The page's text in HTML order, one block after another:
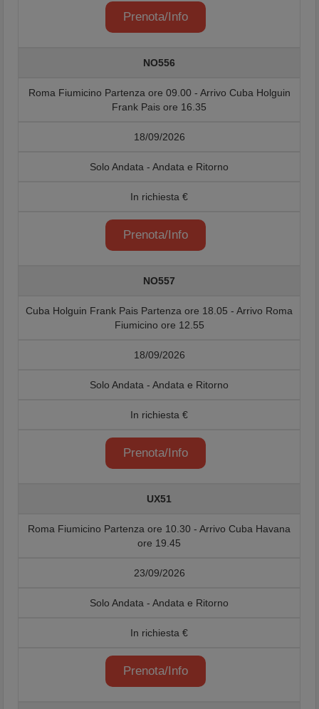
Prenota/Info
NO556
Roma Fiumicino Partenza ore 09.00 - Arrivo Cuba Holguin
Frank Pais ore 16.35
18/09/2026
Solo Andata - Andata e Ritorno
In richiesta €
Prenota/Info
NO557
Cuba Holguin Frank Pais Partenza ore 18.05 - Arrivo Roma
Fiumicino ore 12.55
18/09/2026
Solo Andata - Andata e Ritorno
In richiesta €
Prenota/Info
UX51
Roma Fiumicino Partenza ore 10.30 - Arrivo Cuba Havana
ore 19.45
23/09/2026
Solo Andata - Andata e Ritorno
In richiesta €
Prenota/Info